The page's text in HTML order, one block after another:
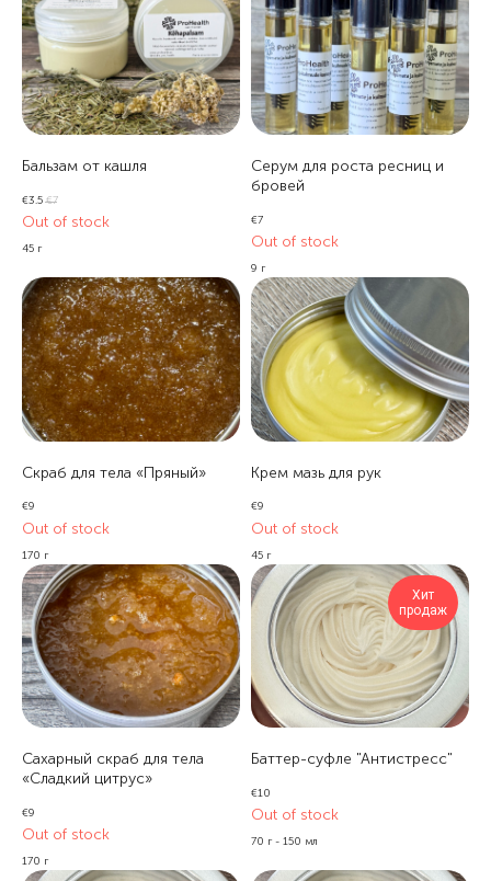
Бальзам от кашля
€3.5 €7
Out of stock
45 г
Серум для роста ресниц и
бровей
€7
Out of stock
9 г
Скраб для тела «Пряный»
€9
Out of stock
170 г
Крем мазь для рук
€9
Out of stock
45 г
Сахарный скраб для тела
«Сладкий цитрус»
€9
Out of stock
170 г
Хит
продаж
Баттер-суфле "Антистресс"
€10
Out of stock
70 г - 150 мл